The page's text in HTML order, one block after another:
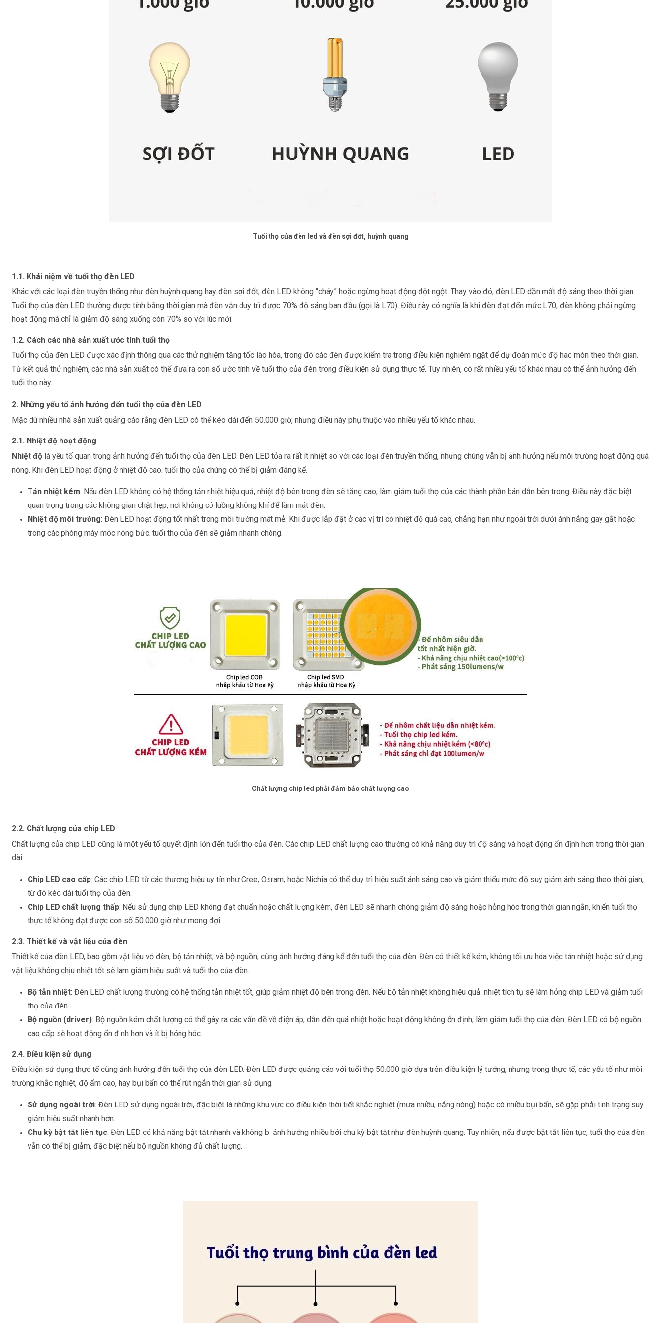
Tuổi thọ của đèn led và đèn sợi đốt, huỳnh quang
1.1. Khái niệm về tuổi thọ đèn LED
Khác với các loại đèn truyền thống như đèn huỳnh quang hay đèn sợi đốt, đèn LED không “cháy” hoặc ngừng hoạt động đột ngột. Thay vào đó, đèn LED dần mất độ sáng theo thời gian.
Tuổi thọ của đèn LED thường được tính bằng thời gian mà đèn vẫn duy trì được 70% độ sáng ban đầu (gọi là L70). Điều này có nghĩa là khi đèn đạt đến mức L70, đèn không phải ngừng
hoạt động mà chỉ là giảm độ sáng xuống còn 70% so với lúc mới.
1.2. Cách các nhà sản xuất ước tính tuổi thọ
Tuổi thọ của đèn LED được xác định thông qua các thử nghiệm tăng tốc lão hóa, trong đó các đèn được kiểm tra trong điều kiện nghiêm ngặt để dự đoán mức độ hao mòn theo thời gian.
Từ kết quả thử nghiệm, các nhà sản xuất có thể đưa ra con số ước tính về tuổi thọ của đèn trong điều kiện sử dụng thực tế. Tuy nhiên, có rất nhiều yếu tố khác nhau có thể ảnh hưởng đến
tuổi thọ này.
2. Những yếu tố ảnh hưởng đến tuổi thọ của đèn LED
Mặc dù nhiều nhà sản xuất quảng cáo rằng đèn LED có thể kéo dài đến 50.000 giờ, nhưng điều này phụ thuộc vào nhiều yếu tố khác nhau.
2.1. Nhiệt độ hoạt động
Nhiệt độ là yếu tố quan trọng ảnh hưởng đến tuổi thọ của đèn LED. Đèn LED tỏa ra rất ít nhiệt so với các loại đèn truyền thống, nhưng chúng vẫn bị ảnh hưởng nếu môi trường hoạt động quá
nóng. Khi đèn LED hoạt động ở nhiệt độ cao, tuổi thọ của chúng có thể bị giảm đáng kể.
Tản nhiệt kém: Nếu đèn LED không có hệ thống tản nhiệt hiệu quả, nhiệt độ bên trong đèn sẽ tăng cao, làm giảm tuổi thọ của các thành phần bán dẫn bên trong. Điều này đặc biệt
quan trọng trong các không gian chật hẹp, nơi không có luồng không khí để làm mát đèn.
Nhiệt độ môi trường: Đèn LED hoạt động tốt nhất trong môi trường mát mẻ. Khi được lắp đặt ở các vị trí có nhiệt độ quá cao, chẳng hạn như ngoài trời dưới ánh nắng gay gắt hoặc
trong các phòng máy móc nóng bức, tuổi thọ của đèn sẽ giảm nhanh chóng.
Chất lượng chip led phải đảm bảo chất lượng cao
2.2. Chất lượng của chip LED
Chất lượng của chip LED cũng là một yếu tố quyết định lớn đến tuổi thọ của đèn. Các chip LED chất lượng cao thường có khả năng duy trì độ sáng và hoạt động ổn định hơn trong thời gian
dài.
Chip LED cao cấp: Các chip LED từ các thương hiệu uy tín như Cree, Osram, hoặc Nichia có thể duy trì hiệu suất ánh sáng cao và giảm thiểu mức độ suy giảm ánh sáng theo thời gian,
từ đó kéo dài tuổi thọ của đèn.
Chip LED chất lượng thấp: Nếu sử dụng chip LED không đạt chuẩn hoặc chất lượng kém, đèn LED sẽ nhanh chóng giảm độ sáng hoặc hỏng hóc trong thời gian ngắn, khiến tuổi thọ
thực tế không đạt được con số 50.000 giờ như mong đợi.
2.3. Thiết kế và vật liệu của đèn
Thiết kế của đèn LED, bao gồm vật liệu vỏ đèn, bộ tản nhiệt, và bộ nguồn, cũng ảnh hưởng đáng kể đến tuổi thọ của đèn. Đèn có thiết kế kém, không tối ưu hóa việc tản nhiệt hoặc sử dụng
vật liệu không chịu nhiệt tốt sẽ làm giảm hiệu suất và tuổi thọ của đèn.
Bộ tản nhiệt: Đèn LED chất lượng thường có hệ thống tản nhiệt tốt, giúp giảm nhiệt độ bên trong đèn. Nếu bộ tản nhiệt không hiệu quả, nhiệt tích tụ sẽ làm hỏng chip LED và giảm tuổi
thọ của đèn.
Bộ nguồn (driver): Bộ nguồn kém chất lượng có thể gây ra các vấn đề về điện áp, dẫn đến quá nhiệt hoặc hoạt động không ổn định, làm giảm tuổi thọ của đèn. Đèn LED có bộ nguồn
cao cấp sẽ hoạt động ổn định hơn và ít bị hỏng hóc.
2.4. Điều kiện sử dụng
Điều kiện sử dụng thực tế cũng ảnh hưởng đến tuổi thọ của đèn LED. Đèn LED được quảng cáo với tuổi thọ 50.000 giờ dựa trên điều kiện lý tưởng, nhưng trong thực tế, các yếu tố như môi
trường khắc nghiệt, độ ẩm cao, hay bụi bẩn có thể rút ngắn thời gian sử dụng.
Sử dụng ngoài trời: Đèn LED sử dụng ngoài trời, đặc biệt là những khu vực có điều kiện thời tiết khắc nghiệt (mưa nhiều, nắng nóng) hoặc có nhiều bụi bẩn, sẽ gặp phải tình trạng suy
giảm hiệu suất nhanh hơn.
Chu kỳ bật tắt liên tục: Đèn LED có khả năng bật tắt nhanh và không bị ảnh hưởng nhiều bởi chu kỳ bật tắt như đèn huỳnh quang. Tuy nhiên, nếu được bật tắt liên tục, tuổi thọ của đèn
vẫn có thể bị giảm, đặc biệt nếu bộ nguồn không đủ chất lượng.